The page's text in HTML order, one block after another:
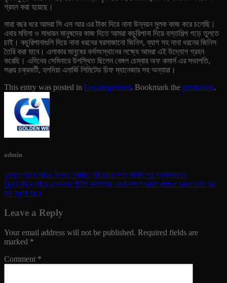
গ্রহন করা হয়েছে।
সারা বছর ধরে আমরা সি এস আর এর টাকা দিয়ে নানা উন্নয়ন মুলক কাজ করে চলেছি।
এবার মহিলা ও সাধারন মানুষদের কাজ দিতে আমরা কচুরিপানা দিয়ে হস্তশিল্প গড়ে তুলতে
চাই। কচুরিপানাগুলি দিয়ে নানা ধরনের ঘরসাজানো জিনিস, ব্যাগ সহ নানা ধরনের জিনিস
তৈরি করা যাবে। এলাকার মানুষের কর্মসংস্থানের লক্ষ্যে আমরা এই উদ্যোগ গ্রহন
করেছি। এদিনের সেমিনারে উপস্থিত ছিলেন বেঙ্গল চেম্বার অফ কমার্স এর সভাপতি,
সঞ্জয় চক্রবর্তী, হলদিয়া এনার্জি লিমিটেড চিফ ম্যানেজার সহ অন্যারা।
This entry was posted in Uncategorized. Bookmark the permalink.
admin
তৃনমূল স্তরে আরও উন্নত স্বাস্থ্য পরিহেবার শপথ বর্ধমান পুর প্রসাসকদের
চুঁচুড়া ঘড়ির মোড়ে চন্দননগর পুলিশ কমিশনার এর উদ্দোগে save drive save life এর
শুভ সূচনা হয়।
Leave a Reply
Your email address will not be published. Required fields are
marked *
Comment *